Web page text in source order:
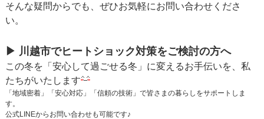
そんな疑問からでも、ぜひお気軽にお問い合わせくださ
い。
▶ 川越市でヒートショック対策をご検討の方へ
この冬を「安心して過ごせる冬」に変えるお手伝いを、私
たちがいたします
「地域密着」「安心対応」「信頼の技術」で皆さまの暮らしをサポートしま
す。
公式LINEからお問い合わせも可能です♪